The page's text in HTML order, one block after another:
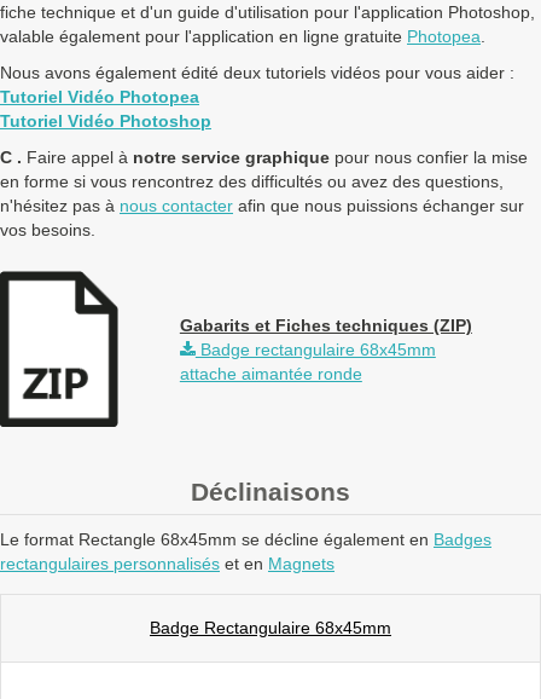
fiche technique et d'un guide d'utilisation pour l'application Photoshop,
valable également pour l'application en ligne gratuite Photopea
Nous avons également édité deux tutoriels vidéos pour vous aider :
Tutoriel Vidéo Photopea
Tutoriel Vidéo Photoshop
C . Faire appel à notre service graphique pour nous confier la mise
en forme si vous rencontrez des difficultés ou avez des questions,
n'hésitez pas à nous contacter afin que nous puissions échanger sur
vos besoins.
Gabarits et Fiches techniques (ZIP)
Badge rectangulaire 68x45mm
attache aimantée ronde
Déclinaisons
Le format Rectangle 68x45mm se décline également en Badges
rectangulaires personnalisés et en Magnets
Badge Rectangulaire 68x45mm